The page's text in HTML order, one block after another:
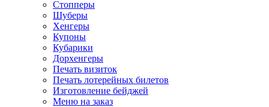
Стопперы
Шуберы
Хенгеры
Купоны
Кубарики
Дорхенгеры
Печать визиток
Печать лотерейных билетов
Изготовление бейджей
Меню на заказ